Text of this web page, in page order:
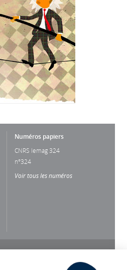
Numéros papiers
CNRS lemag 324
n°324
Voir tous les numéros